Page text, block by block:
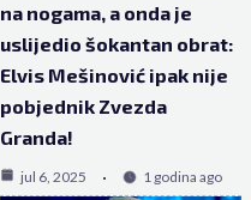
na nogama, a onda je
uslijedio šokantan obrat:
Elvis Mešinović ipak nije
pobjednik Zvezda
Granda!
jul 6, 2025 1 godina ago